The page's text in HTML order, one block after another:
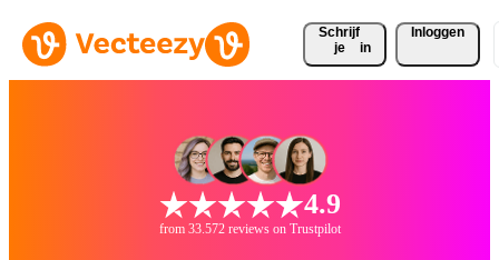
Schrijf
je
in
Inloggen
4.9
from 33.572 reviews on Trustpilot